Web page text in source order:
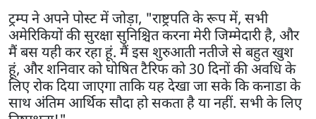
ट्रम्प ने अपने पोस्ट में जोड़ा, "राष्ट्रपति के रूप में, सभी
अमेरिकियों की सुरक्षा सुनिश्चित करना मेरी जिम्मेदारी है, और
मैं बस यही कर रहा हूं. मैं इस शुरुआती नतीजे से बहुत खुश
हूं, और शनिवार को घोषित टैरिफ को 30 दिनों की अवधि के
लिए रोक दिया जाएगा ताकि यह देखा जा सके कि कनाडा के
साथ अंतिम आर्थिक सौदा हो सकता है या नहीं. सभी के लिए